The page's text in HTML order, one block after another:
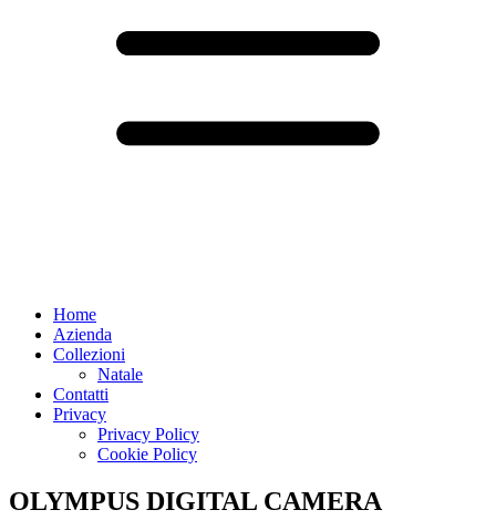
Home
Azienda
Collezioni
Natale
Contatti
Privacy
Privacy Policy
Cookie Policy
OLYMPUS DIGITAL CAMERA